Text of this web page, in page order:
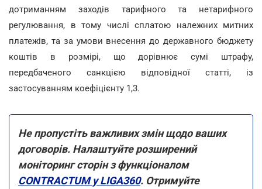
дотриманням заходів тарифного та нетарифного
регулювання, в тому числі сплатою належних митних
платежів, та за умови внесення до державного бюджету
коштів в розмірі, що дорівнює сумі штрафу,
передбаченого санкцією відповідної статті, із
застосуванням коефіцієнту 1,3.
Не пропустіть важливих змін щодо ваших
договорів. Налаштуйте розширений
моніторинг сторін з функціоналом
CONTRACTUM у LIGA360. Отримуйте